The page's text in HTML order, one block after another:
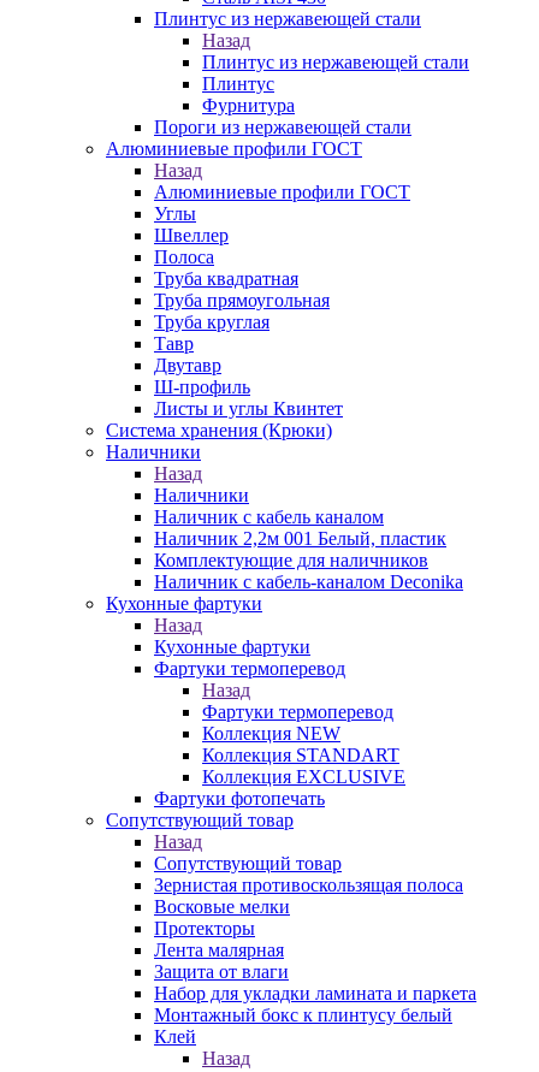
Плинтус из нержавеющей стали
Назад
Плинтус из нержавеющей стали
Плинтус
Фурнитура
Пороги из нержавеющей стали
Алюминиевые профили ГОСТ
Назад
Алюминиевые профили ГОСТ
Углы
Швеллер
Полоса
Труба квадратная
Труба прямоугольная
Труба круглая
Тавр
Двутавр
Ш-профиль
Листы и углы Квинтет
Система хранения (Крюки)
Наличники
Назад
Наличники
Наличник с кабель каналом
Наличник 2,2м 001 Белый, пластик
Комплектующие для наличников
Наличник с кабель-каналом Deconika
Кухонные фартуки
Назад
Кухонные фартуки
Фартуки термоперевод
Назад
Фартуки термоперевод
Коллекция NEW
Коллекция STANDART
Коллекция EXCLUSIVE
Фартуки фотопечать
Сопутствующий товар
Назад
Сопутствующий товар
Зернистая противоскользящая полоса
Восковые мелки
Протекторы
Лента малярная
Защита от влаги
Набор для укладки ламината и паркета
Монтажный бокс к плинтусу белый
Клей
Назад